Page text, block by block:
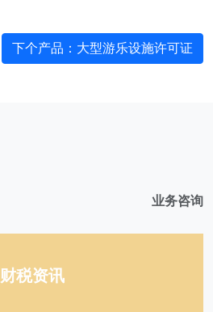
下个产品 ：大型游乐设施许可证
业务咨询
财税资讯